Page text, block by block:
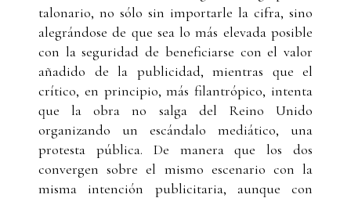
talonario, no sólo sin importarle la cifra, sino
alegrándose de que sea lo más elevada posible
con la seguridad de beneficiarse con el valor
añadido de la publicidad, mientras que el
crítico, en principio, más filantrópico, intenta
que la obra no salga del Reino Unido
organizando un escándalo mediático, una
protesta pública. De manera que los dos
convergen sobre el mismo escenario con la
misma intención publicitaria, aunque con